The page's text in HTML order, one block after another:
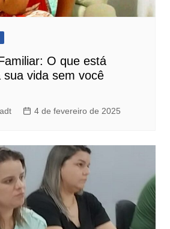
O que está
sua vida sem você
4 de fevereiro de 2025